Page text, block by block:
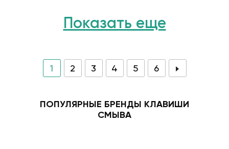
Показать еще
1 2 3 4 5 6
ПОПУЛЯРНЫЕ БРЕНДЫ КЛАВИШИ
СМЫВА